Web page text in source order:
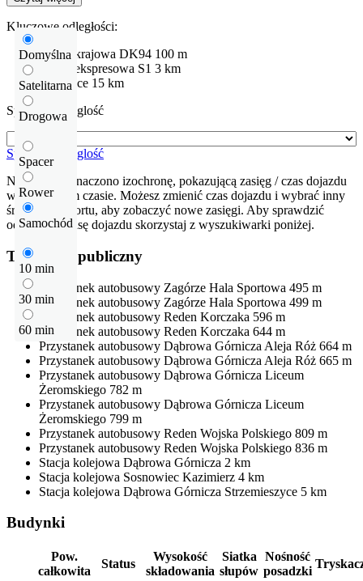
Domyślna
Satelitarna
Drogowa
Spacer
Rower
Samochód
10 min
30 min
60 min
Kluczowe odległości:
Droga krajowa DK94 100 m
Droga ekspresowa S1 3 km
Katowice 15 km
Sprawdź odleglość
Sprawdź odleglość
Na mapie zaznaczono izochronę, pokazującą zasięg / czas dojazdu
w określonym czasie. Możesz zmienić czas dojazdu i wybrać inny
środek transportu, aby zobaczyć nowe zasięgi. Aby sprawdzić
odłegłość i trasę dojazdu skorzystaj z wyszukiwarki poniżej.
Transport publiczny
Przystanek autobusowy Zagórze Hala Sportowa 495 m
Przystanek autobusowy Zagórze Hala Sportowa 499 m
Przystanek autobusowy Reden Korczaka 596 m
Przystanek autobusowy Reden Korczaka 644 m
Przystanek autobusowy Dąbrowa Górnicza Aleja Róż 664 m
Przystanek autobusowy Dąbrowa Górnicza Aleja Róż 665 m
Przystanek autobusowy Dąbrowa Górnicza Liceum
Żeromskiego 782 m
Przystanek autobusowy Dąbrowa Górnicza Liceum
Żeromskiego 799 m
Przystanek autobusowy Reden Wojska Polskiego 809 m
Przystanek autobusowy Reden Wojska Polskiego 836 m
Stacja kolejowa Dąbrowa Górnicza 2 km
Stacja kolejowa Sosnowiec Kazimierz 4 km
Stacja kolejowa Dąbrowa Górnicza Strzemieszyce 5 km
Budynki
Pow.
całkowita
Status
Wysokość
składowania
Siatka
słupów
Nośność
posadzki